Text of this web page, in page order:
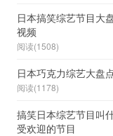
日本搞笑综艺节目大
视频
阅读(1508)
日本巧克力综艺大盘
阅读(1178)
搞笑日本综艺节目叫
受欢迎的节目